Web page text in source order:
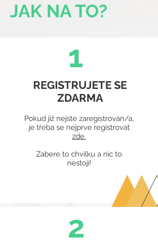
JAK NA TO?
1
REGISTRUJETE SE
ZDARMA
Pokud již nejste zaregistrován/a,
je třeba se nejprve registrovat
zde.
Zabere to chvilku a nic to
nestojí!
2